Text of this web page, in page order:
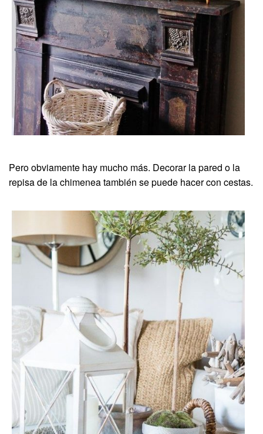
Pero obviamente hay mucho más. Decorar la pared o la
repisa de la chimenea también se puede hacer con cestas.